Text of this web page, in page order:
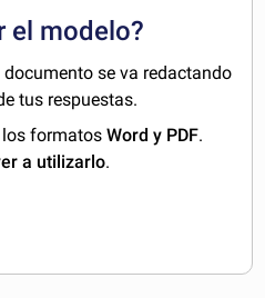
el modelo?
se va redactando
tus respuestas.
los formatosWord y PDF.
a utilizarlo.